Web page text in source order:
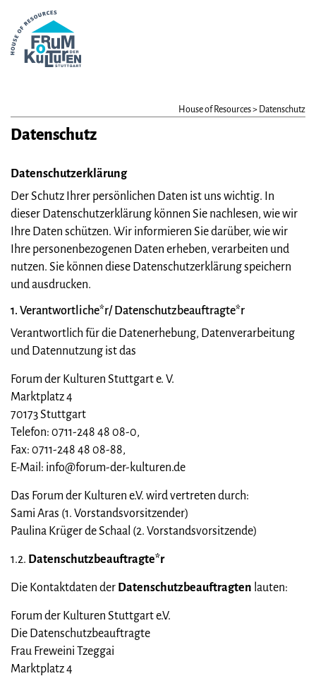
House of Resources> Datenschutz
Datenschutz
Datenschutzerklärung
Der Schutz Ihrer persönlichen Daten ist uns wichtig. In
dieser Datenschutzerklärung können Sie nachlesen, wie wir
Ihre Daten schützen. Wir informieren Sie darüber, wie wir
Ihre personenbezogenen Daten erheben, verarbeiten und
nutzen. Sie können diese Datenschutzerklärung speichern
und ausdrucken.
1. Verantwortliche*r/ Datenschutzbeauftragte*r
Verantwortlich für die Datenerhebung, Datenverarbeitung
und Datennutzung ist das
Forum der Kulturen Stuttgart e. V.
Marktplatz 4
70173 Stuttgart
Telefon: 0711-248 48 08-0,
Fax: 0711-248 48 08-88,
E-Mail: info@forum-der-kulturen.de
Das Forum der Kulturen e.V. wird vertreten durch:
Sami Aras (1. Vorstandsvorsitzender)
Paulina Krüger de Schaal (2. Vorstandsvorsitzende)
1.2. Datenschutzbeauftragte*r
Die Kontaktdaten der Datenschutzbeauftragten lauten:
Forum der Kulturen Stuttgart e.V.
Die Datenschutzbeauftragte
Frau Freweini Tzeggai
Marktplatz 4